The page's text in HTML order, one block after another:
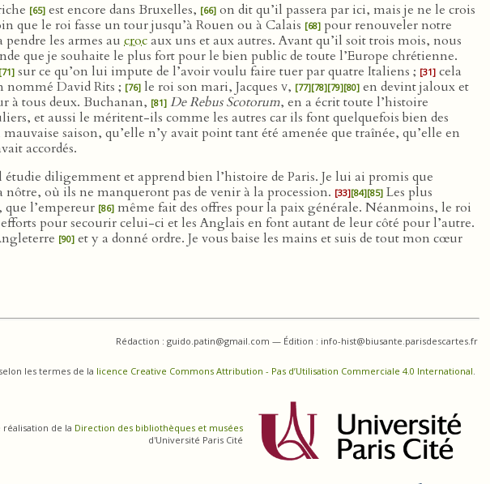
[65] est encore dans Bruxelles, [66] on dit qu’il passera par ici, mais je ne le crois
que le roi fasse un tour jusqu’à Rouen ou à Calais [68] pour renouveler notre
les armes au crocaux uns et aux autres. Avant qu’il soit trois mois, nous
que je souhaite le plus fort pour le bien public de toute l’Europe chrétienne.
[71] sur ce qu’on lui impute de l’avoir voulu faire tuer par quatre Italiens ; [31] cela
nommé David Rits ; [76] le roi son mari, Jacques v, [77][78][79][80] en devint jaloux et
à tous deux. Buchanan, [81] De Rebus Scotorum, en a écrit toute l’histoire
et aussi le méritent-ils comme les autres car ils font quelquefois bien des
saison, qu’elle n’y avait point tant été amenée que traînée, qu’elle en
accordés.
étudie diligemment et apprend bien l’histoire de Paris. Je lui ai promis que
nôtre, où ils ne manqueront pas de venir à la procession. [33][84][85] Les plus
que l’empereur [86] même fait des offres pour la paix générale. Néanmoins, le roi
pour secourir celui-ci et les Anglais en font autant de leur côté pour l’autre.
[90] et y a donné ordre. Je vous baise les mains et suis de tout mon cœur
Rédaction : guido.patin@gmail.com — Édition : info-hist@biusante.parisdescartes.fr
les termes de la licence Creative Commons Attribution - Pas d’Utilisation Commerciale 4.0 International.
réalisation de la Direction des bibliothèques et musées
d'Université Paris Cité